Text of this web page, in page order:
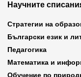
Научните
Стратегии на
Български език и
Педагогика
Математика и
Обучение по